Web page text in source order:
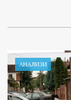
АНАЛИЗИ